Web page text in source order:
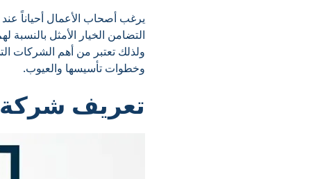
يرغب أصحاب الأعمال أحياناً
التضامن الخيار الأمثل
ولذلك تعتبر من أهم الشركات
وخطوات تأسيسها والعيوب.
تعريف